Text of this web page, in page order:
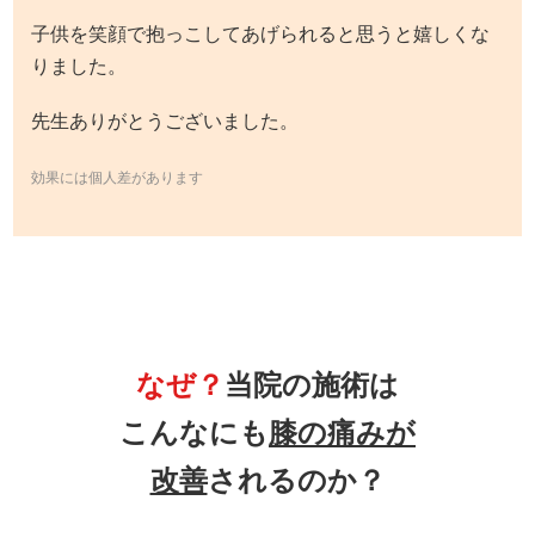
子供を笑顔で抱っこしてあげられると思うと嬉しくな
りました。
先生ありがとうございました。
効果には個人差があります
なぜ？ 当院の施術は
こんなにも膝の痛みが
改善されるのか？